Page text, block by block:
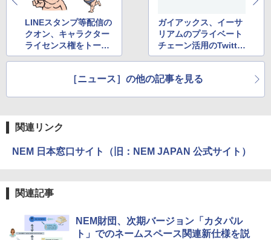
LINEスタンプ等配信の
クオン、キャラクター
ライセンス権をトーク
ン化し販売開始
ガイアックス、イーサ
リアムのプライベート
チェーン活用のTwitter
連携投げ銭サービス
［ニュース］の他の記事を見る
関連リンク
NEM 日本窓口サイト（旧：NEM JAPAN 公式サイト）
関連記事
NEM財団、次期バージョン「カタパル
ト」でのネームスペース関連新仕様を説